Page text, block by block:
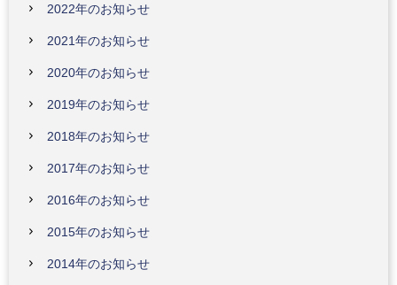
2022年のお知らせ
2021年のお知らせ
2020年のお知らせ
2019年のお知らせ
2018年のお知らせ
2017年のお知らせ
2016年のお知らせ
2015年のお知らせ
2014年のお知らせ